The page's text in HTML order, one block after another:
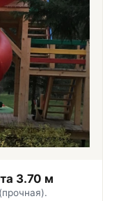
3.70 м